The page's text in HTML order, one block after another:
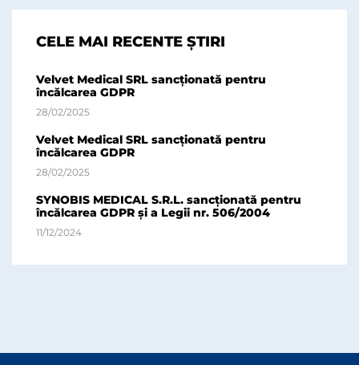
CELE MAI RECENTE ȘTIRI
Velvet Medical SRL sancționată pentru
încălcarea GDPR
28/02/2025
Velvet Medical SRL sancționată pentru
încălcarea GDPR
28/02/2025
SYNOBIS MEDICAL S.R.L. sancționată pentru
încălcarea GDPR și a Legii nr. 506/2004
11/12/2024